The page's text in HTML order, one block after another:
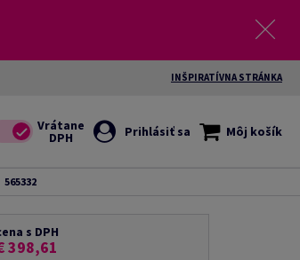
INŠPIRATÍVNA STRÁNKA
Prihlásiť sa Môj košík
565332
s DPH
398,61